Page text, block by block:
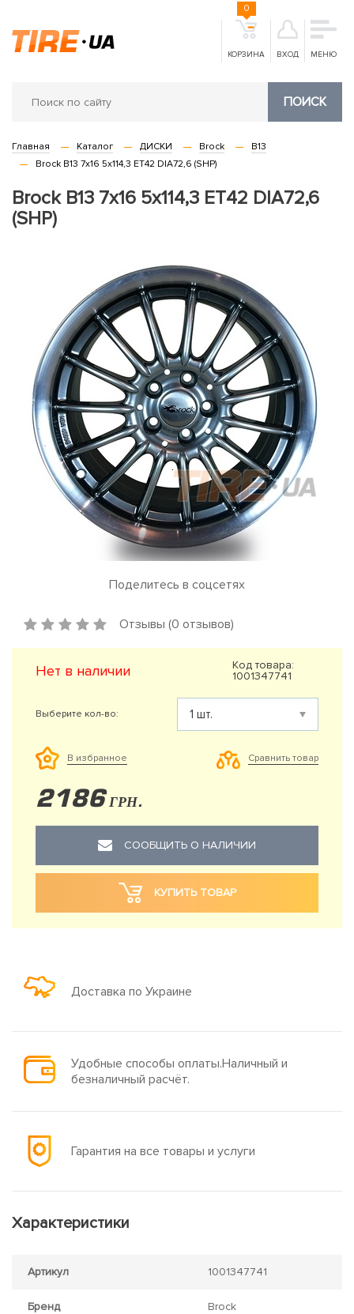
КОРЗИНА
0
ВХОД МЕНЮ
ПОИСК
Главная Каталог ДИСКИ Brock
B13
Brock B13 7x16 5x114,3 ET42 DIA72,6 (SHP)
Brock B13 7x16 5x114,3 ET42 DIA72,6
(SHP)
Поделитесь в соцсетях
Отзывы (0 отзывов)
Нет в наличии
Код товара:
1001347741
Выберите кол-во:
В избранное Сравнить товар
2186 ГРН.
СООБЩИТЬ О НАЛИЧИИ
КУПИТЬ ТОВАР
Доставка по Украине
Удобные способы оплаты.Наличный и
безналичный расчёт.
Гарантия на все товары и услуги
Характеристики
Артикул 1001347741
Бренд Brock